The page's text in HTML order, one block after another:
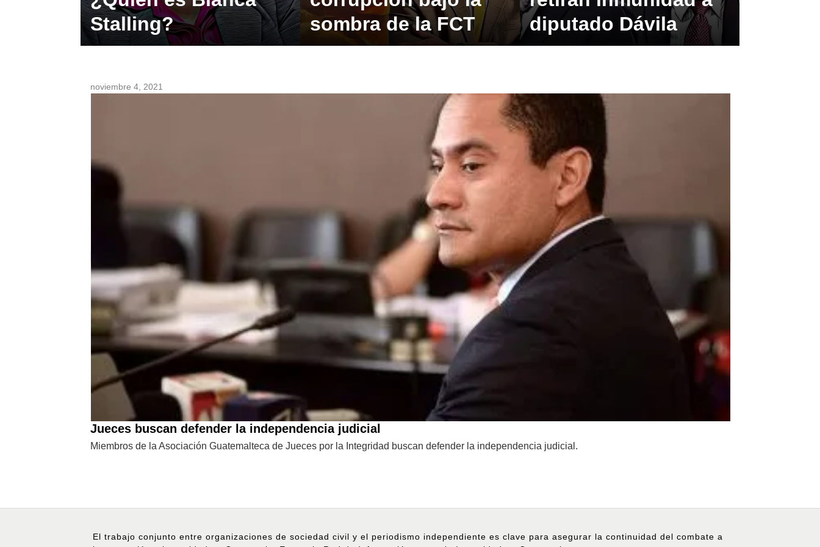
Stalling?
sombra de la FCT
diputado Dávila
noviembre 4, 2021
Jueces buscan defender la independencia judicial
Miembros de la Asociación Guatemalteca de Jueces por la Integridad buscan defender la independencia judicial.
El trabajo conjunto entre organizaciones de sociedad civil y el periodismo independiente es clave para asegurar la continuidad del combate a